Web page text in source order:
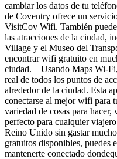
cambiar los datos de tu
de Coventry ofrece un
VisitCov Wifi. También
las atracciones de la ciudad,
Village y el Museo del
encontrar wifi gratuito en
ciudad. Usando Maps Wi-Fi,
real de todos los puntos de
alrededor de la ciudad. Esta
conectarse al mejor wifi para
variedad de cosas para
perfecto para cualquier
Reino Unido sin gastar
gratuitos disponibles, puedes
mantenerte conectado